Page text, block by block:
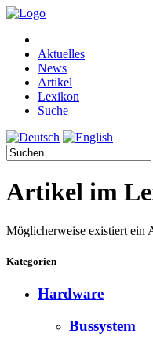
Aktuelles
News
Artikel
Lexikon
Suche
Artikel im
Möglicherweise existiert ein
Kategorien
Hardware
Bussystem